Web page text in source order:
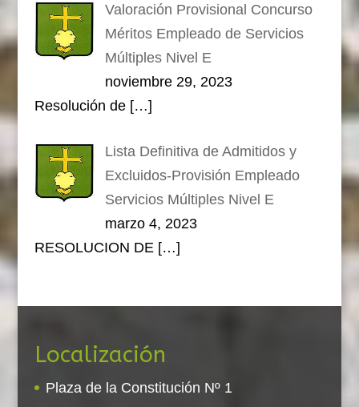
Valoración Provisional Concurso
Méritos Empleado de Servicios
Múltiples Nivel E
noviembre 29, 2023
Resolución de […]
Lista Definitiva de Admitidos y
Excluidos-Provisión Empleado
Servicios Múltiples Nivel E
marzo 4, 2023
RESOLUCION DE […]
Localización
Plaza de la Constitución Nº 1